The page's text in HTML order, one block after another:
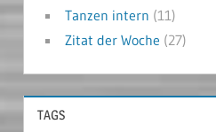
Tanzen intern (11)
Zitat der Woche (27)
TAGS